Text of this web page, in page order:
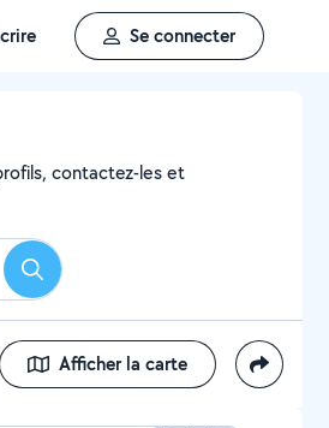
Se connecter
contactez-les et
Rechercher
Afficher la carte